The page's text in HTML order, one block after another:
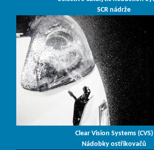
SCR nádrže
Clear Vision Systems (CVS)
Nádobky ostřikovačů